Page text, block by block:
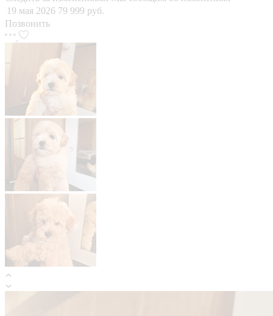
19 мая 2026 79 999 руб.
Позвонить